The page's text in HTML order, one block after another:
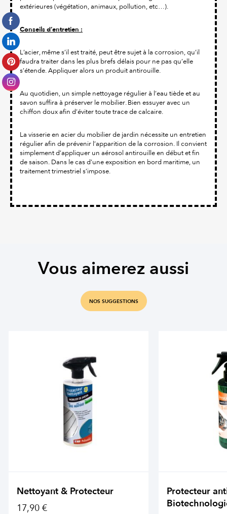
extérieures (végétation, animaux, pollution, etc…).
Conseils d’entretien :
L’acier, même s’il est traité, peut être sujet à la corrosion, qu’il
faudra traiter dans les plus brefs délais pour ne pas qu’elle
s’étende. Appliquer alors un produit antirouille.
Au quotidien, un simple nettoyage régulier à l’eau tiède et au
savon suffira à préserver le mobilier. Bien essuyer avec un
chiffon doux afin d’éviter toute trace de calcaire.
La visserie en acier du mobilier de jardin nécessite un entretien
régulier afin de prévenir l’apparition de la corrosion. Il convient
simplement d’appliquer un aérosol antirouille en début et fin
de saison. Dans le cas d’une exposition en bord maritime, un
traitement trimestriel s’impose.
Vous aimerez aussi
NOS SUGGESTIONS
Nettoyant & Protecteur
17,90 €
Protecteur